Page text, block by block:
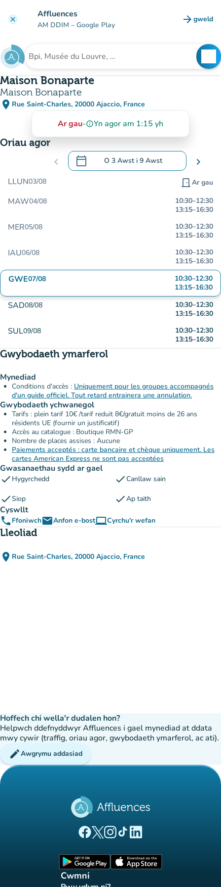
clear Affluences
AM DDIM – Google Play arrow_forward gweld
(tab
Chwilio am sefydliad
Maison Bonaparte
Maison Bonaparte
place Rue Saint-Charles, 20000 Ajaccio, France
(agor yn Google Maps)
(tab newydd)
Ar gau-info_outlineYn agor am 1:15 yh
Oriau agor
chevron_left calendar_today O 3 Awst i 9 Awst
.Agor y calendr i newid dyddiadau chevron_right
LLUN03/08 door_front Ar gau
MAW04/08 10:30–12:30
13:15–16:30
MER05/08 10:30–12:30
13:15–16:30
IAU06/08 10:30–12:30
13:15–16:30
GWE07/08 10:30–12:30
13:15–16:30
SAD08/08 10:30–12:30
13:15–16:30
SUL09/08 10:30–12:30
13:15–16:30
Gwybodaeth ymarferol
Mynediad
Conditions d'accès : Uniquement pour les groupes accompagnés
d'un guide officiel. Tout retard entrainera une annulation.
Gwybodaeth ychwanegol
Tarifs : plein tarif 10€ /tarif reduit 8€/gratuit moins de 26 ans
résidents UE (fournir un justificatif)
Accès au catalogue : Boutique RMN-GP
Nombre de places assises : Aucune
Paiements acceptés : carte bancaire et chèque uniquement. Les
cartes American Express ne sont pas acceptées
Gwasanaethau sydd ar gael
check Hygyrchedd checkCanllaw sain
checkSiop checkAp taith
Cyswllt
phone FfoniwchemailAnfon e-bostcomputerCyrchu'r wefan
(tab newydd)
Lleoliad
place Rue Saint-Charles, 20000 Ajaccio, France
(agor yn Google Maps)
(tab newydd)
Hoffech chi wella'r dudalen hon?
Helpwch ddefnyddwyr Affluences i gael mynediad at ddata
mwy cywir (traffig, oriau agor, gwybodaeth ymarferol, ac ati).
editAwgrymu addasiad
(tab newydd)
(tab newydd)
(tab newydd)
(tab newydd)
(tab newydd)
Cwmni